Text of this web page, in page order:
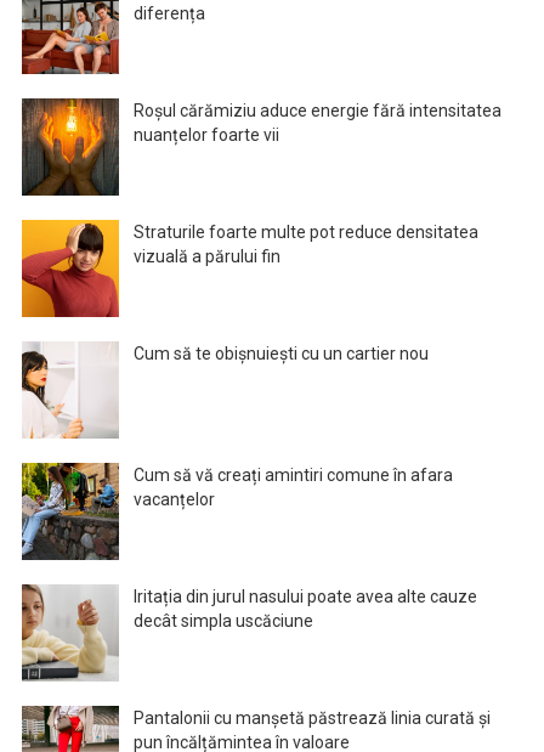
diferența
Roșul cărămiziu aduce energie fără intensitatea
nuanțelor foarte vii
Straturile foarte multe pot reduce densitatea
vizuală a părului fin
Cum să te obișnuiești cu un cartier nou
Cum să vă creați amintiri comune în afara
vacanțelor
Iritația din jurul nasului poate avea alte cauze
decât simpla uscăciune
Pantalonii cu manșetă păstrează linia curată și
pun încălțămintea în valoare